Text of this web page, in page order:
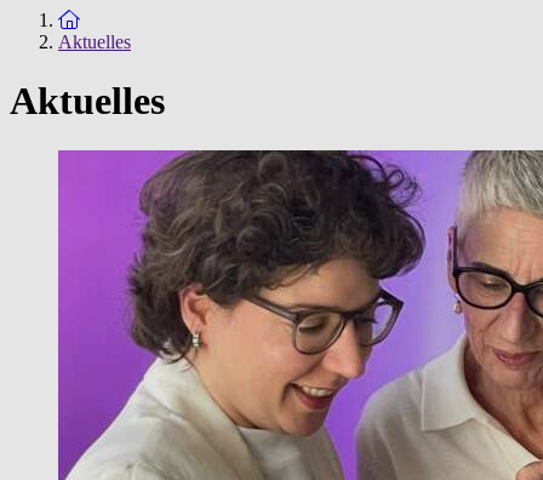
Zur Startseite
Aktuelles
Aktuelles